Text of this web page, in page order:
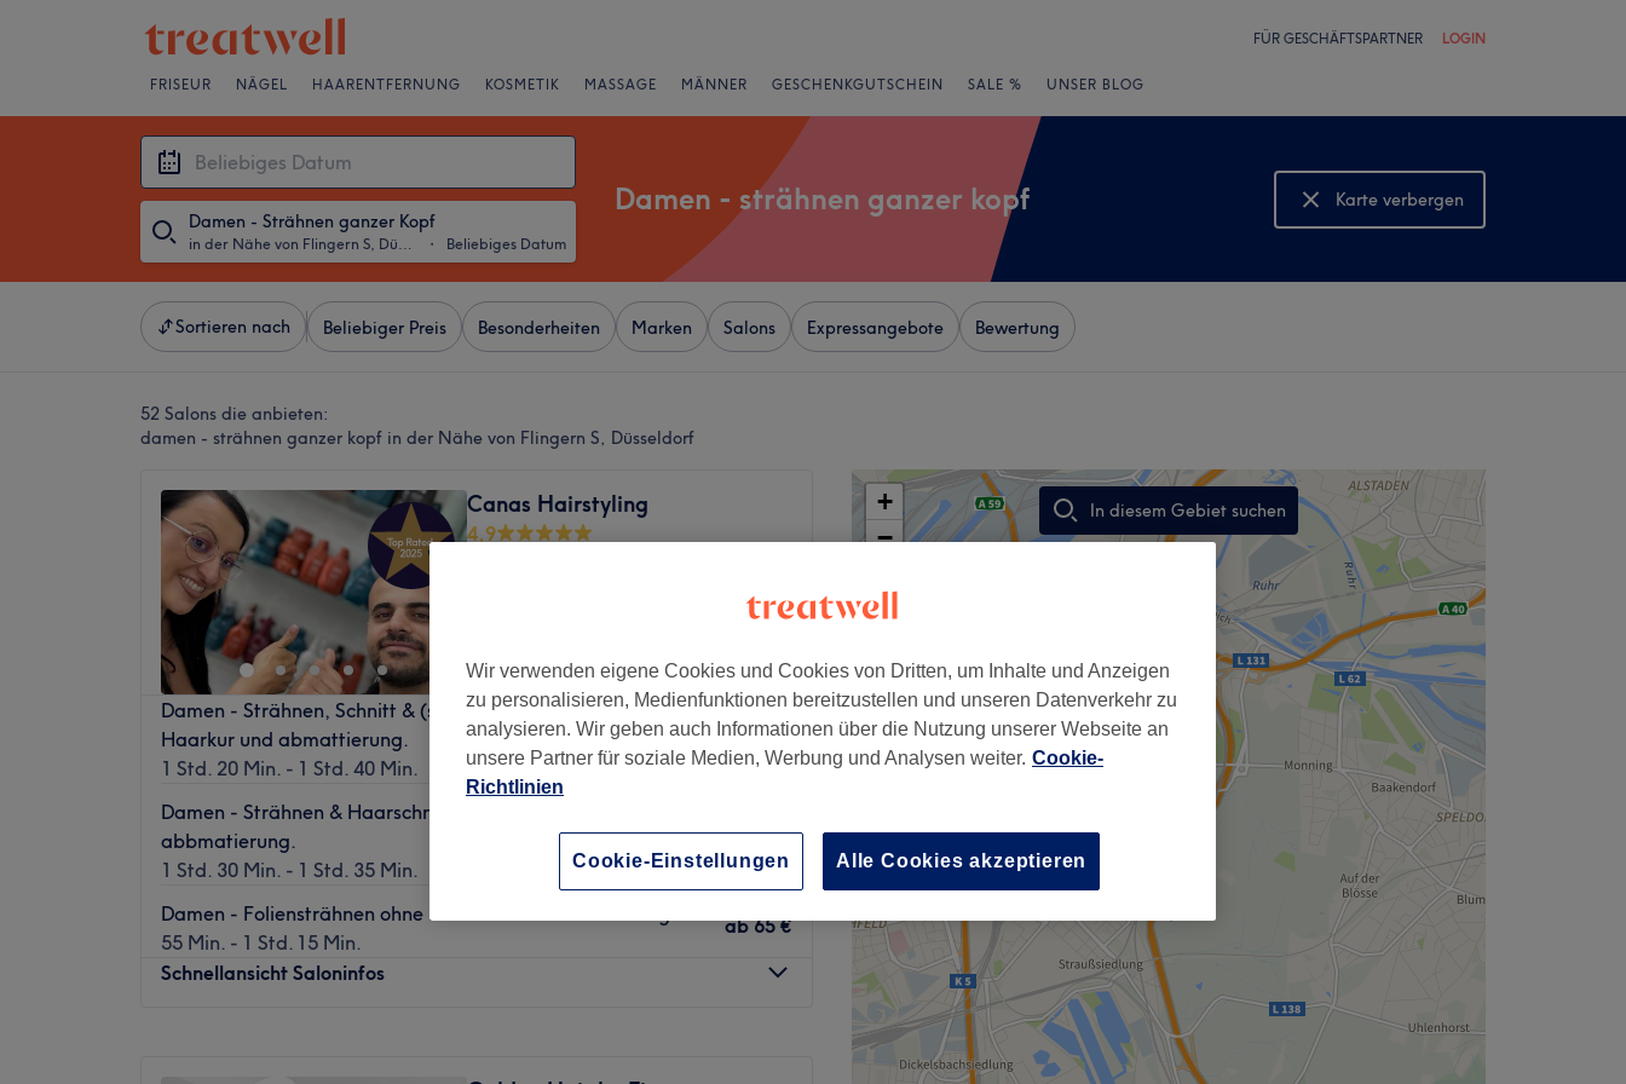
FÜR GESCHÄFTSPARTNER LOGIN
FRISEUR NÄGEL HAARENTFERNUNG KOSMETIK MASSAGE MÄNNER GESCHENKGUTSCHEIN SALE % UNSER BLOG
Damen - Strähnen ganzer Kopf
in der Nähe von Flingern S, Düsseldorf ・ Beliebiges Datum
Damen - strähnen ganzer kopf
Karte verbergen
Karte anzeigen
Sortieren nach Beliebiger Preis Besonderheiten Marken Salons Expressangebote Bewertung
52 Salons die anbieten:
damen - strähnen ganzer kopf in der Nähe von Flingern S, Düsseldorf
Canas Hairstyling
4,9
Damen - Strähnen, Schnitt & (selber-Trocken Föhnen) ohne
Haarkur und abmattierung.
1 Std. 20 Min. - 1 Std. 40 Min.
ab 92 €
Damen - Strähnen & Haarschnitt ohne Haarkur und
abbmatierung.
1 Std. 30 Min. - 1 Std. 35 Min.
ab 79 €
Damen - Foliensträhnen ohne Haarkur und abmattierung.
55 Min. - 1 Std. 15 Min.
ab 65 €
Schnellansicht Saloninfos
+
−
In diesem Gebiet suchen
,
Wir verwenden eigene Cookies und Cookies von Dritten, um Inhalte und Anzeigen
zu personalisieren, Medienfunktionen bereitzustellen und unseren Datenverkehr zu
analysieren. Wir geben auch Informationen über die Nutzung unserer Webseite an
unsere Partner für soziale Medien, Werbung und Analysen weiter. Cookie-
Richtlinien
Cookie-Einstellungen Alle Cookies akzeptieren